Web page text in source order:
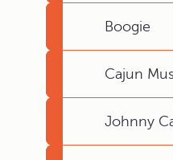
Boogie
Cajun
Johnny